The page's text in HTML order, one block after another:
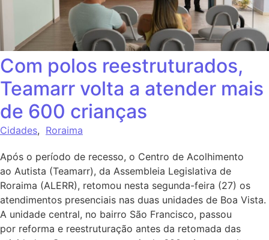
Com polos reestruturados,
Teamarr volta a atender mais
de 600 crianças
Cidades, Roraima
Após o período de recesso, o Centro de Acolhimento
ao Autista (Teamarr), da Assembleia Legislativa de
Roraima (ALERR), retomou nesta segunda-feira (27) os
atendimentos presenciais nas duas unidades de Boa Vista.
A unidade central, no bairro São Francisco, passou
por reforma e reestruturação antes da retomada das